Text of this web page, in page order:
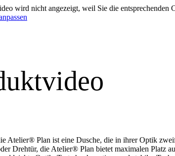
wird nicht angezeigt, weil Sie die entsprechenden
Atelier® Plan ist eine Dusche, die in ihrer Optik
Drehtür, die Atelier® Plan bietet maximalen Platz